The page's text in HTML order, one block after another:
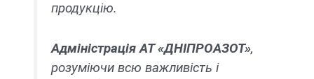
продукцію.
Адміністрація АТ «ДНІПРОАЗОТ»,
розуміючи всю важливість і